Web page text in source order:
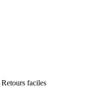
Retours faciles